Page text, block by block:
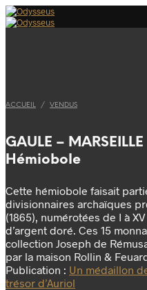
ACCUEIL / VENDUS
GAULE – MARSEILLE
Hémiobole
Cette hémiobole faisait
divisionnaires archaïques
(1865), numérotées de I à
d’argent doré. Ces 15
collection Joseph de
par la maison Rollin &
Publication : Un médaillon
trésor d’Auriol